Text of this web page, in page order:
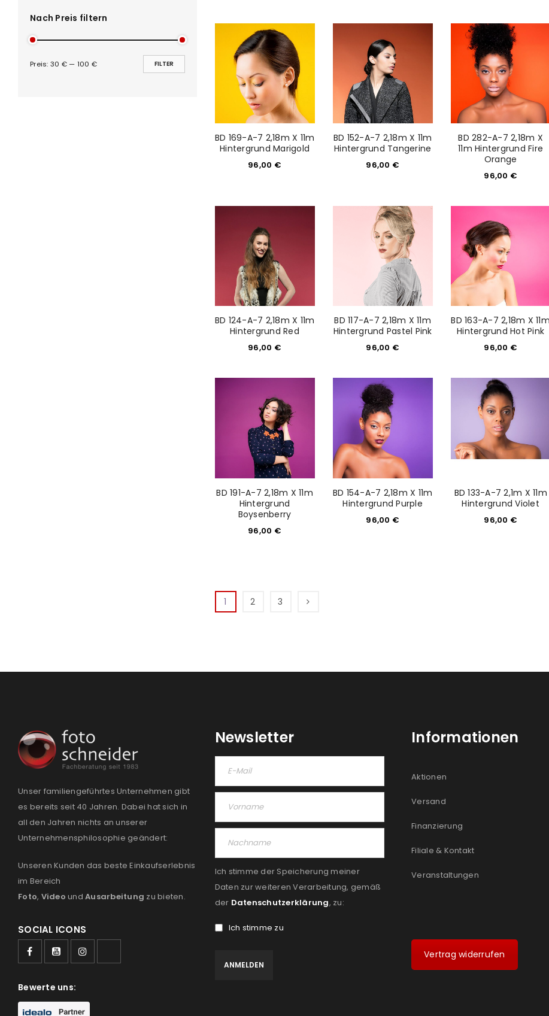
ANMELDEN
Benutzername oder E-Mail-Adresse *
REGISTRIEREN
*
Ein Link zum Erstellen eines
Mail-Adresse gesendet.
Please select all the ways you
Ich stimme zu
Ja, ich möchte ein
Datenschutzerklärung.
REGISTRIEREN
Nach Preis filtern
FILTER
Preis: 30 €— 100 €
BD 169-A-7 2,18m X 11m
Hintergrund Marigold
96,00 €
BD 152-A-7 2,18m X 11m
Hintergrund Tangerine
96,00 €
BD 282-A-7 2,18m X
11m Hintergrund Fire
Orange
96,00 €
BD 124-A-7 2,18m X 11m
Hintergrund Red
96,00 €
BD 117-A-7 2,18m X 11m
Hintergrund Pastel Pink
96,00 €
BD 163-A-7 2,18m X 11m
Hintergrund Hot Pink
96,00 €
BD 191-A-7 2,18m X 11m
Hintergrund
Boysenberry
96,00 €
BD 154-A-7 2,18m X 11m
Hintergrund Purple
96,00 €
BD 133-A-7 2,1m X 11m
Hintergrund Violet
96,00 €
1 2 3
Unser familiengeführtes Unternehmen gibt
es bereits seit 40 Jahren. Dabei hat sich in
all den Jahren nichts an unserer
Unternehmensphilosophie geändert:
Unseren Kunden das beste Einkaufserlebnis
im Bereich
Foto, Video und Ausarbeitung zu bieten.
SOCIAL ICONS
Bewerte uns:
Newsletter
Ich stimme der Speicherung meiner
Daten zur weiteren Verarbeitung, gemäß
der Datenschutzerklärung, zu:
Ich stimme zu
Informationen
Aktionen
Versand
Finanzierung
Filiale & Kontakt
Veranstaltungen
Vertrag widerrufen